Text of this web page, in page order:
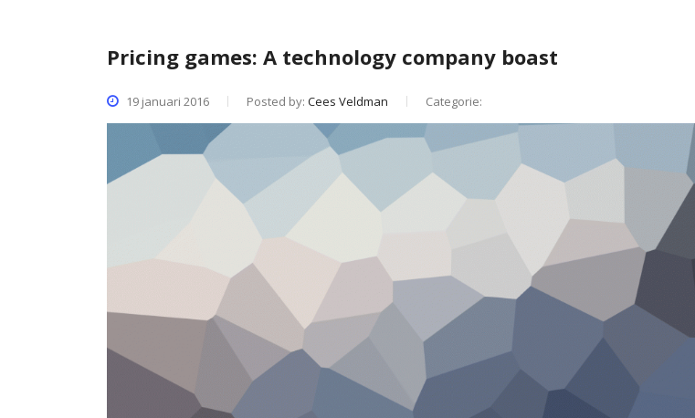
Pricing games: A technology company boast
19 januari 2016 Posted by: Cees Veldman Categorie: